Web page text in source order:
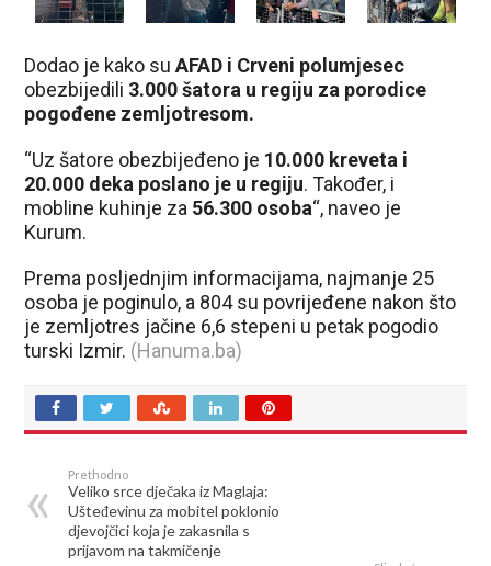
Dodao je kako suAFAD i Crveni polumjesec
obezbijedili 3.000 šatora u regiju za porodice
pogođene zemljotresom.
“Uz šatore obezbijeđeno je 10.000 kreveta i
20.000 deka poslano je u regiju. Također, i
mobline kuhinje za 56.300 osoba“, naveo je
Kurum.
Prema posljednjim informacijama, najmanje 25
osoba je poginulo, a 804 su povrijeđene nakon što
je zemljotres jačine 6,6 stepeni u petak pogodio
turski Izmir. (Hanuma.ba)
Prethodno
Veliko srce dječaka iz Maglaja:
Ušteđevinu za mobitel poklonio
djevojčici koja je zakasnila s
prijavom na takmičenje